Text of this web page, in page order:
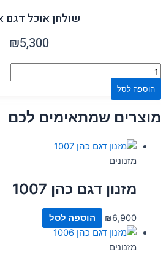
שולחן אוכל דגם
₪5,300
הוספה לסל
מוצרים שמתאימים לכם
מזנונים
מזנון דגם כהן 1007
₪6,900 הוספה לסל
מזנונים